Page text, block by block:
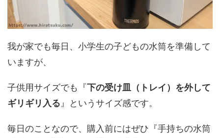
我が家でも毎日、小学生の子どもの水筒を準備して
いますが、
子供用サイズでも『下の受け皿（トレイ）を外して
ギリギリ入る 』というサイズ感です。
毎日のことなので、購入前にはぜひ『手持ちの水筒